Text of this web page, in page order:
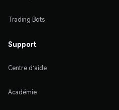
Trading Bots
Support
Centre d'aide
Académie